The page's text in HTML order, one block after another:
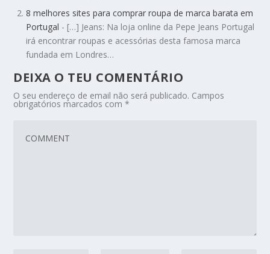
8 melhores sites para comprar roupa de marca barata em
Portugal - […] Jeans: Na loja online da Pepe Jeans Portugal
irá encontrar roupas e acessórias desta famosa marca
fundada em Londres…
DEIXA O TEU COMENTÁRIO
O seu endereço de email não será publicado. Campos
obrigatórios marcados com*